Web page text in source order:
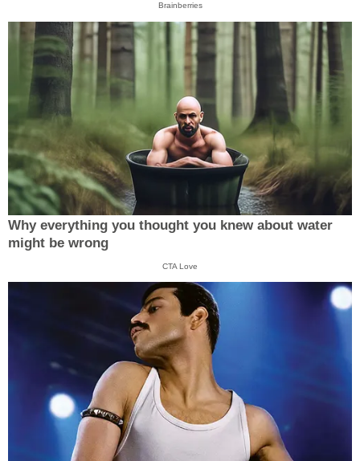
Brainberries
Why everything you thought you knew about water
might be wrong
CTA Love